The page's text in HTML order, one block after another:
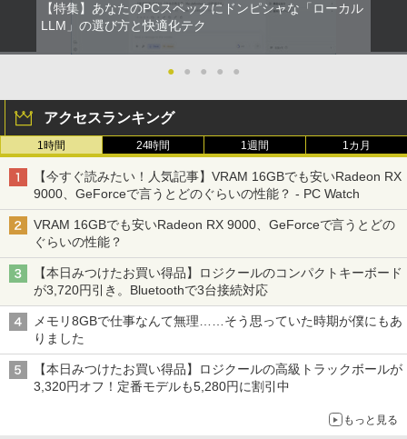
【特集】あなたのPCスペックにドンピシャな「ローカル
LLM」の選び方と快適化テク
● ● ● ● ●
アクセスランキング
1時間 24時間 1週間 1カ月
【今すぐ読みたい！人気記事】VRAM 16GBでも安いRadeon RX
9000、GeForceで言うとどのぐらいの性能？ - PC Watch
VRAM 16GBでも安いRadeon RX 9000、GeForceで言うとどの
ぐらいの性能？
【本日みつけたお買い得品】ロジクールのコンパクトキーボード
が3,720円引き。Bluetoothで3台接続対応
メモリ8GBで仕事なんて無理……そう思っていた時期が僕にもあ
りました
【本日みつけたお買い得品】ロジクールの高級トラックボールが
3,320円オフ！定番モデルも5,280円に割引中
もっと見る